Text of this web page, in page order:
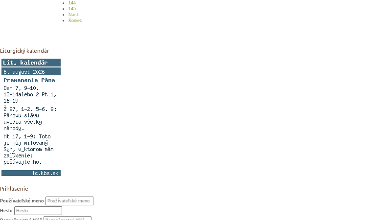
144
145
Nasl.
Koniec
Liturgický kalendár
Prihlásenie
Používateľské meno
Heslo